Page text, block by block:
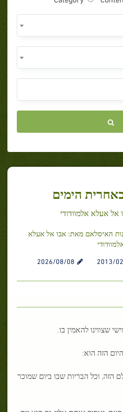
הימים
האיסלאם מאת: אבו אל אעלא
2013/
2026/08/08
שצווינו להאמין בו.
הזה הוא:
הזה, וכל הבריות שבו ביום שמוכר